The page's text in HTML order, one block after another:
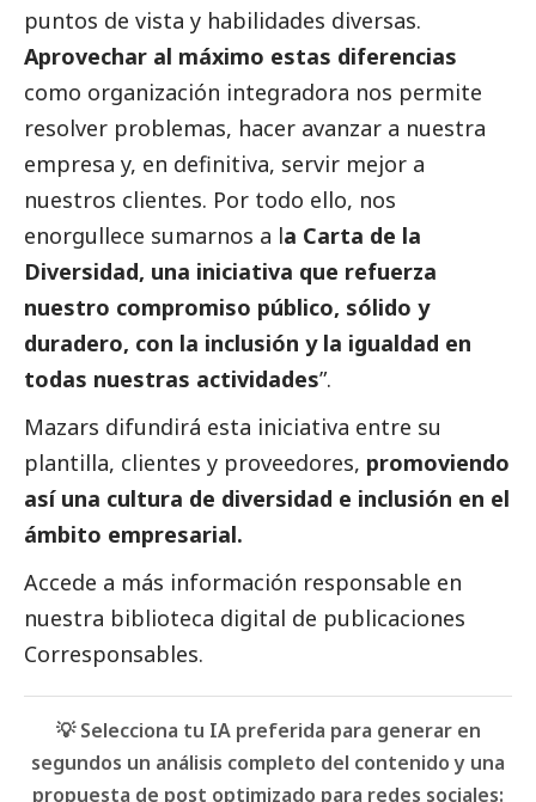
puntos de vista y habilidades diversas.
Aprovechar al máximo estas diferencias
como organización integradora nos permite
resolver problemas, hacer avanzar a nuestra
empresa y, en definitiva, servir mejor a
nuestros clientes. Por todo ello, nos
enorgullece sumarnos a la Carta de la
Diversidad, una iniciativa que refuerza
nuestro compromiso público, sólido y
duradero, con la inclusión y la igualdad en
todas nuestras actividades”.
Mazars difundirá esta iniciativa entre su
plantilla, clientes y proveedores, promoviendo
así una cultura de diversidad e inclusión en el
ámbito empresarial.
Accede a más información responsable en
nuestra biblioteca digital de publicaciones
Corresponsables.
💡 Selecciona tu IA preferida para generar en
segundos un análisis completo del contenido y una
propuesta de post optimizado para redes sociales: